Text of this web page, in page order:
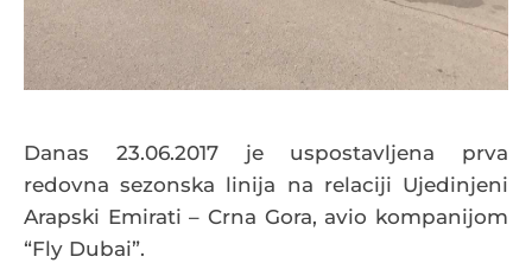
Danas 23.06.2017 je uspostavljena prva
redovna sezonska linija na relaciji Ujedinjeni
Arapski Emirati – Crna Gora, avio kompanijom
“Fly Dubai”.